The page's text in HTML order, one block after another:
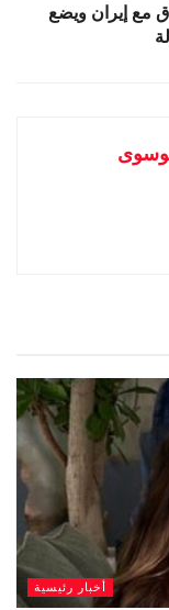
مع إيران ويضع
أخبار رئيسية